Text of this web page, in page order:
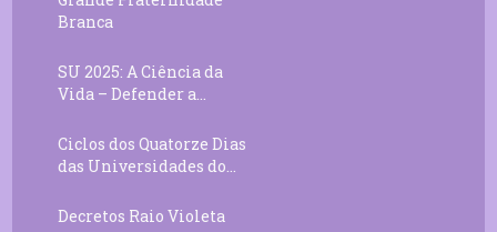
Branca
SU 2025: A Ciência da
Vida – Defender a...
Ciclos dos Quatorze Dias
das Universidades do...
Decretos Raio Violeta